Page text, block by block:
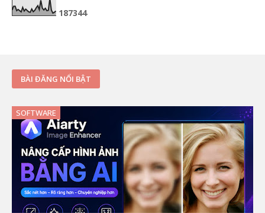
187344
BÀI ĐĂNG NỔI BẬT
SOFTWARE